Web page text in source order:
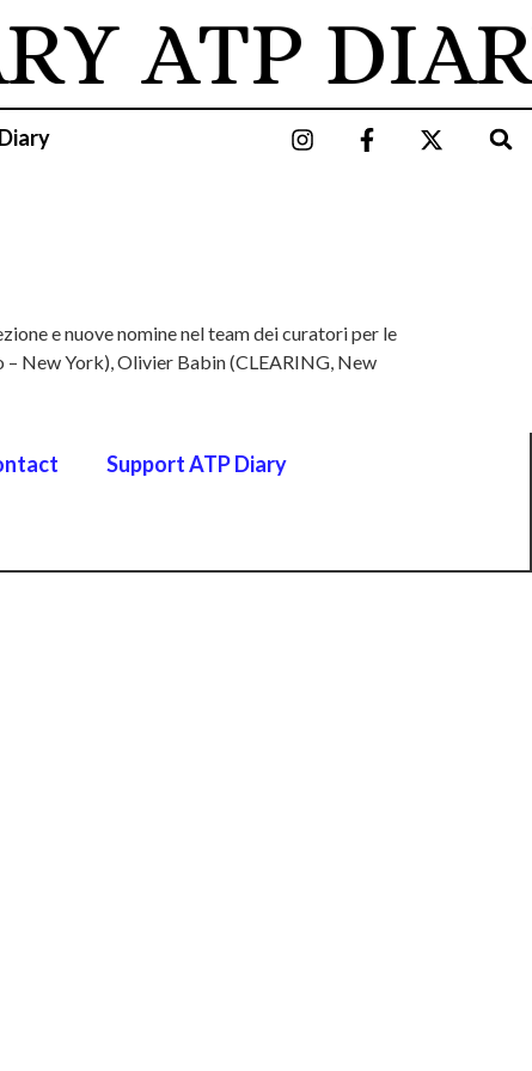
ATP
e nuove nomine nel team dei curatori per le
New York), Olivier Babin (CLEARING, New
Support ATP Diary